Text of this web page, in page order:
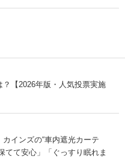
【2026年版・人気投票実施
インズの“車内遮光カーテ
て安心」「ぐっすり眠れま